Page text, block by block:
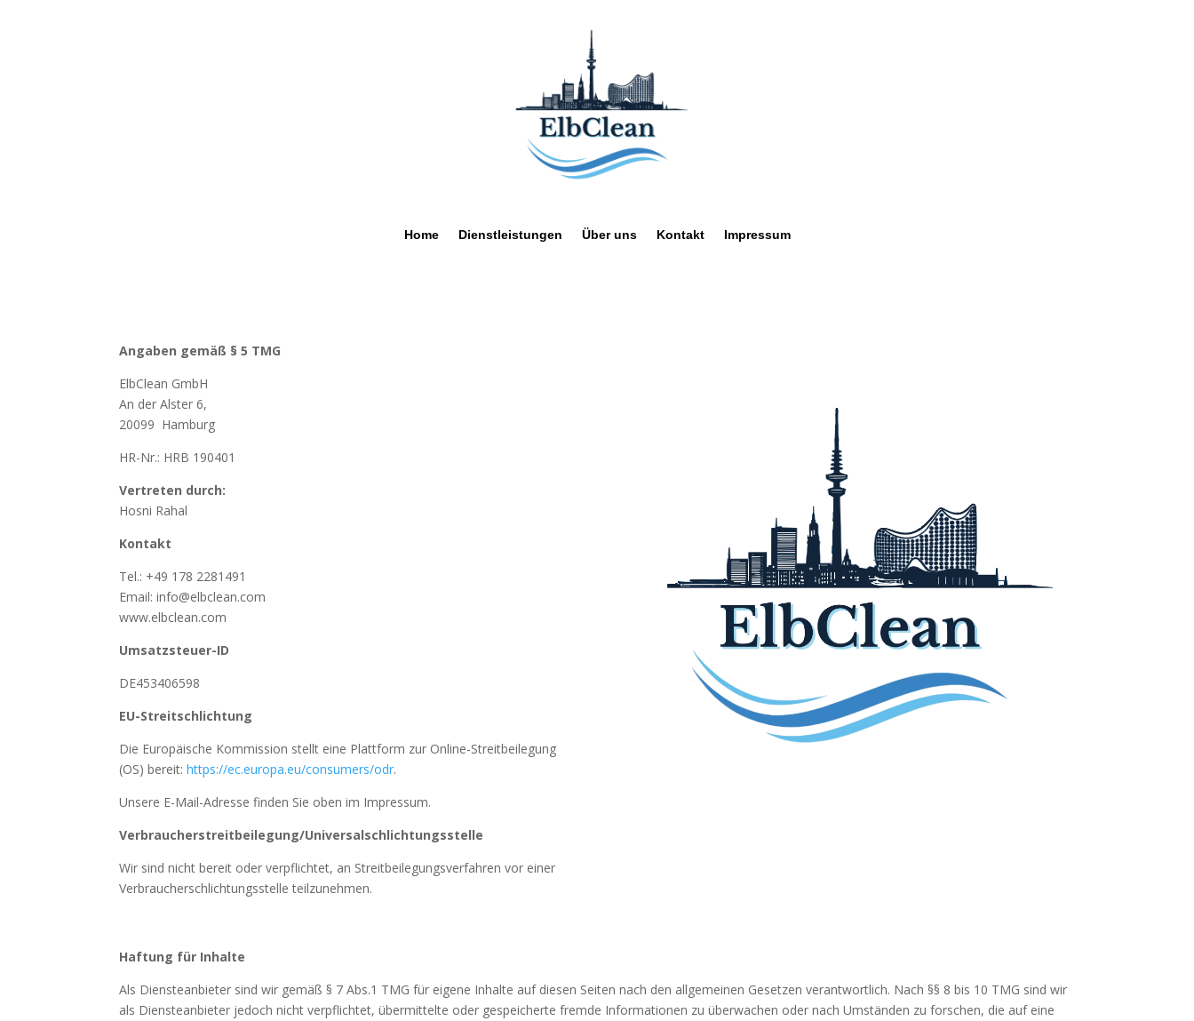
Home Dienstleistungen Über uns Kontakt Impressum
Angaben gemäß § 5 TMG
ElbClean GmbH
An der Alster 6,
20099 Hamburg
HR-Nr.: HRB 190401
Vertreten durch:
Hosni Rahal
Kontakt
Tel.: +49 178 2281491
Email: info@elbclean.com
www.elbclean.com
Umsatzsteuer-ID
DE453406598
EU-Streitschlichtung
Die Europäische Kommission stellt eine Plattform zur Online-Streitbeilegung
(OS) bereit:https://ec.europa.eu/consumers/odr.
Unsere E-Mail-Adresse finden Sie oben im Impressum.
Verbraucherstreitbeilegung/Universalschlichtungsstelle
Wir sind nicht bereit oder verpflichtet, an Streitbeilegungsverfahren vor einer
Verbraucherschlichtungsstelle teilzunehmen.
Haftung für Inhalte
Als Diensteanbieter sind wir gemäß § 7 Abs.1 TMG für eigene Inhalte auf diesen Seiten nach den allgemeinen Gesetzen verantwortlich. Nach §§ 8 bis 10 TMG sind wir
als Diensteanbieter jedoch nicht verpflichtet, übermittelte oder gespeicherte fremde Informationen zu überwachen oder nach Umständen zu forschen, die auf eine